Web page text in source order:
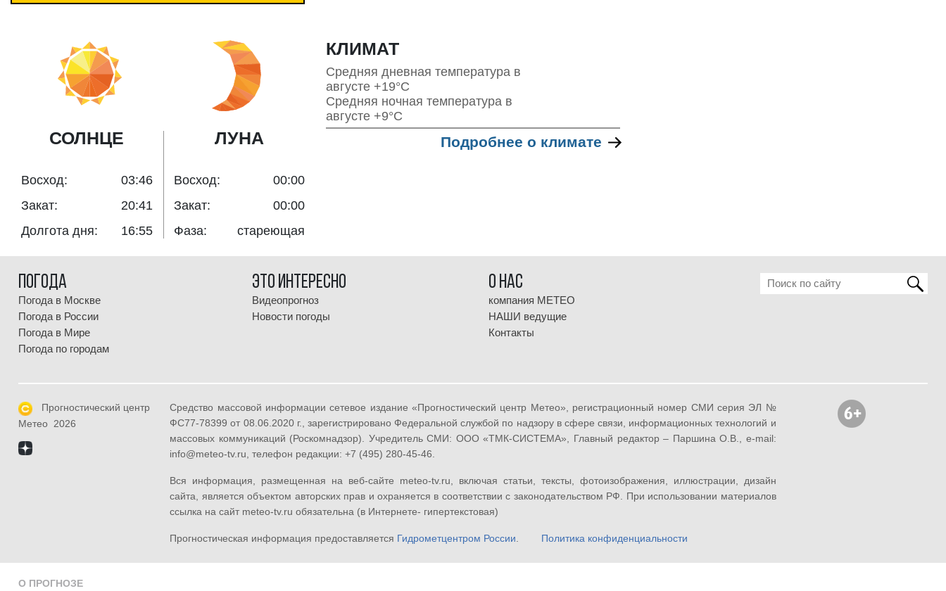
СОЛНЦЕ
Восход:
03:46
Закат:
20:41
Долгота дня:
16:55
ЛУНА
Восход:
00:00
Закат:
00:00
Фаза:
стареющая
КЛИМАТ
Средняя дневная температура в
августе +19°С
Средняя ночная температура в
августе +9°С
Подробнее о климате
Погода
Погода в Москве
Погода в России
Погода в Мире
Погода по городам
Это интересно
Видеопрогноз
Новости погоды
О НАС
компания МЕТЕО
НАШИ ведущие
Контакты
Прогностический центр
Метео 2026
Средство массовой информации сетевое издание «Прогностический центр Метео», регистрационный номер СМИ серия ЭЛ №
ФС77-78399 от 08.06.2020 г., зарегистрировано Федеральной службой по надзору в сфере связи, информационных технологий и
массовых коммуникаций (Роскомнадзор). Учредитель СМИ: ООО «ТМК-СИСТЕМА», Главный редактор – Паршина О.В., e-mail:
info@meteo-tv.ru, телефон редакции: +7 (495) 280-45-46.
Вся информация, размещенная на веб-сайте meteo-tv.ru, включая статьи, тексты, фотоизображения, иллюстрации, дизайн
сайта, является объектом авторских прав и охраняется в соответствии с законодательством РФ. При использовании материалов
ссылка на сайт meteo-tv.ru обязательна (в Интернете- гипертекстовая)
Прогностическая информация предоставляется Гидрометцентром России. Политика конфиденциальности
О ПРОГНОЗЕ